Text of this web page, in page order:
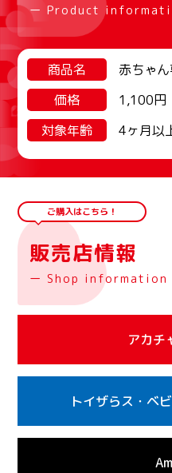
ー Product
商品名
赤ちゃ
価格
1,100円
対象年齢
4ヶ月以
ご購入はこちら！
販売店情報
ー Shop information
アカチ
トイザらス・ ベ